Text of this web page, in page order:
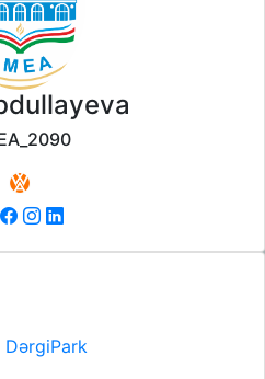
DərgiPark